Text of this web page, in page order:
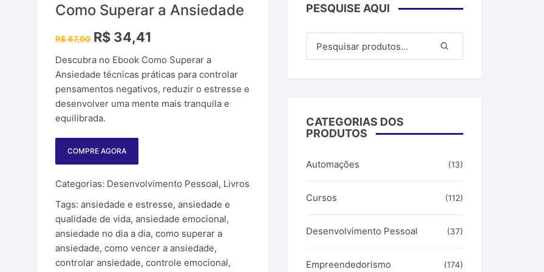
Produtos PLR
Sites para ganhar dinheiro
Lucrativas
e Ferramentas
Como Superar a Ansiedade
R$67,00 O
preço
era:
R$ 67,00.
R$ 34,41
é:
R$ 34,41.
Descubra no Ebook Como Superar a
Ansiedade técnicas práticas para controlar
pensamentos negativos, reduzir o estresse e
desenvolver uma mente mais tranquila e
equilibrada.
COMPRE AGORA
Categorias: Desenvolvimento Pessoal, Livros
Tags:ansiedade e estresse,ansiedade e
qualidade de vida,ansiedade emocional,
ansiedade no dia a dia,como superar a
ansiedade,como vencer a ansiedade,
controlar ansiedade,controle emocional,
PESQUISE AQUI
CATEGORIAS DOS
PRODUTOS
Automações (13)
Cursos (112)
Desenvolvimento Pessoal (37)
Empreendedorismo (174)